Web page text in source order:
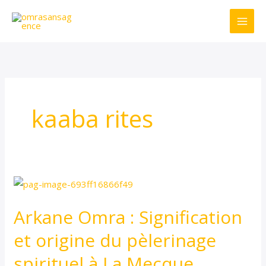
kaaba rites
Arkane Omra : Signification
et origine du pèlerinage
Arkane
et
origine